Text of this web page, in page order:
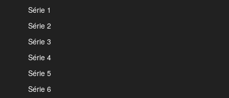
Série 1
Série 2
Série 3
Série 4
Série 5
Série 6